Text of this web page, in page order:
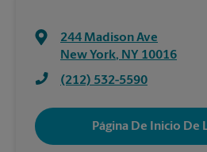
244 Madison Ave
New York, NY 10016
(212) 532-5590
Página De Inicio De